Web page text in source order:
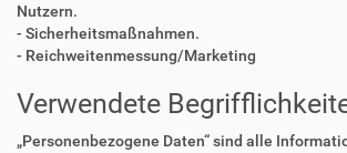
Nutzern.
- Sicherheitsmaßnahmen.
- Reichweitenmessung/Marketing
Verwendete
„Personenbezogene Daten“ sind alle